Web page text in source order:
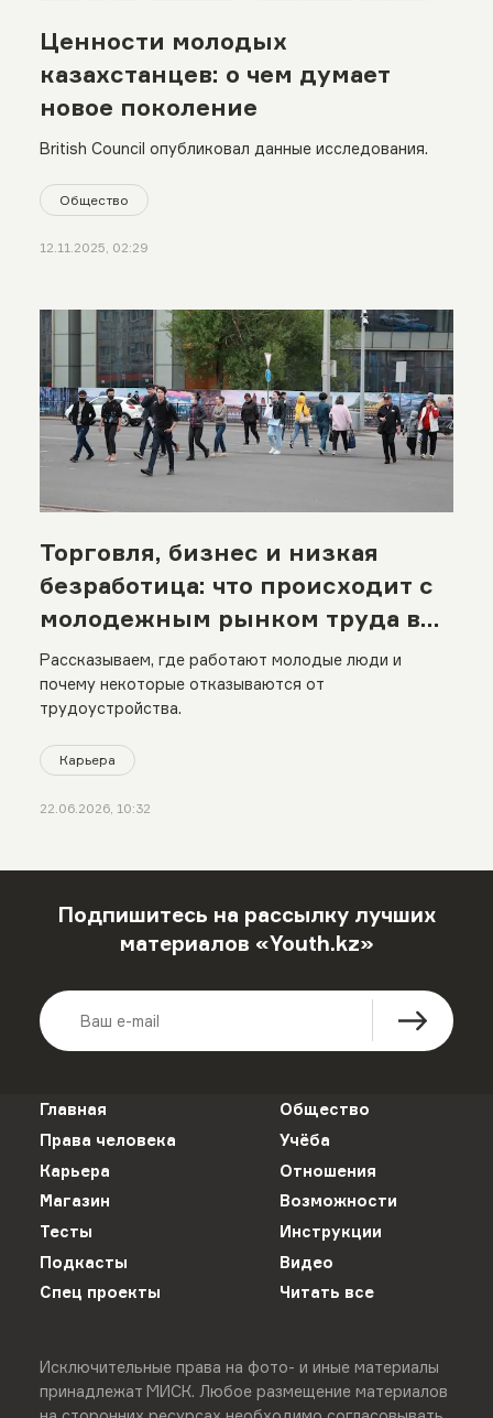
Ценности молодых
казахстанцев: о чем думает
новое поколение
British Council опубликовал данные исследования.
Общество
12.11.2025, 02:29
Торговля, бизнес и низкая
безработица: что происходит с
молодежным рынком труда в
Казахстане
Рассказываем, где работают молодые люди и
почему некоторые отказываются от
трудоустройства.
Карьера
22.06.2026, 10:32
Подпишитесь на рассылку лучших
материалов «Youth.kz»
Главная
Общество
Права человека
Учёба
Карьера
Отношения
Магазин
Возможности
Тесты
Инструкции
Подкасты
Видео
Спец проекты
Читать все
Исключительные права на фото- и иные материалы
принадлежат МИСК. Любое размещение материалов